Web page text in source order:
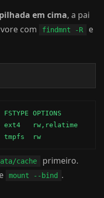
em cima, a pai
com
findmnt -R
e
OPTIONS
rw,relatime
tmpfs  rw
cache
primeiro.
mount --bind .